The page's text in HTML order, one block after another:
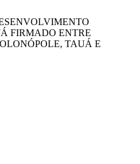
FIRMADO ENTRE
TAUÁ E